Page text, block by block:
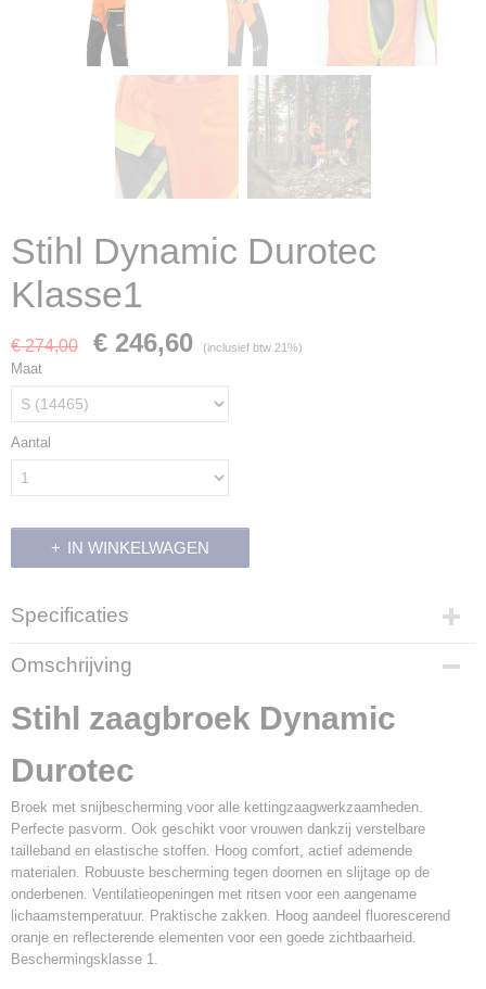
Stihl Dynamic Durotec
Klasse1
€ 274,00 € 246,60 (inclusief btw 21%)
Maat
Aantal
IN WINKELWAGEN
Specificaties
Productcode
14465
Productcode leverancier
0088 388 11..
Omschrijving
Stihl zaagbroek Dynamic
Durotec
Broek met snijbescherming voor alle kettingzaagwerkzaamheden.
Perfecte pasvorm. Ook geschikt voor vrouwen dankzij verstelbare
tailleband en elastische stoffen. Hoog comfort, actief ademende
materialen. Robuuste bescherming tegen doornen en slijtage op de
onderbenen. Ventilatieopeningen met ritsen voor een aangename
lichaamstemperatuur. Praktische zakken. Hoog aandeel fluorescerend
oranje en reflecterende elementen voor een goede zichtbaarheid.
Beschermingsklasse 1.